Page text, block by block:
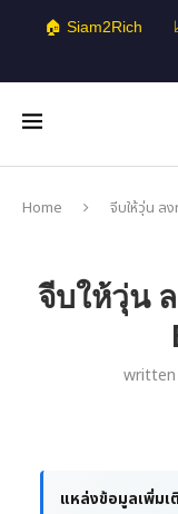
🏠 Siam2Rich
Home จีบให้วุ่น ล
จีบให้วุ่น
แหล่งข้อมูลเพิ่มเ